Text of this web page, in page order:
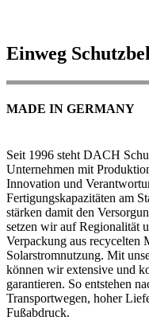
Einweg
MADE IN GERMANY
Seit 1996 steht DACH
Unternehmen mit
Innovation und
Fertigungskapazitäten am
stärken damit den
setzen wir auf Regionalität
Verpackung aus recycelten
Solarstromnutzung. Mit
können wir extensive und
garantieren. So entstehen
Transportwegen, hoher
Fußabdruck.